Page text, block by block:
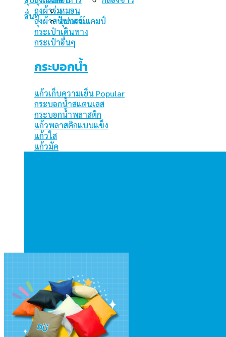
ถุงผ้าร่ม
ถุงผ้าสปันบอร์น
กระเป๋าเดินทาง
กระเป๋าอื่นๆ
กระบอกน้ำ
แก้วเก็บความเย็น
กระบอกน้ำสแตนเลส
กระบอกน้ำพลาสติก
แก้วพลาสติกแบบแข็ง
แก้วใส
แก้วมัค
อื่นๆ
หมอน
อุปกรณ์แคมป์